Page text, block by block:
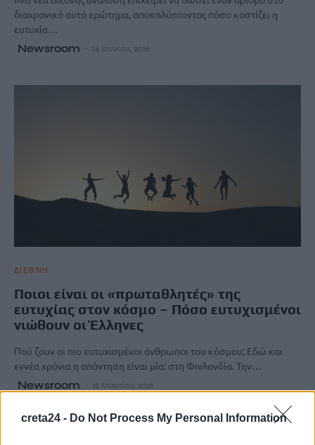
creta24 - Do Not Process My Personal Information
διαχρονικό αυτό ερώτημα, αποκαλύπτοντας πόσο κοστίζει η
ευτυχία…
Newsroom 14 Ιουνίου, 2026
ΔΙΕΘΝΗ
Ποιοι είναι οι «πρωταθλητές» της
ευτυχίας στον κόσμο – Πόσο ευτυχισμένοι
νιώθουν οι Έλληνες
Πού ζουν οι πιο ευτυχισμένοι άνθρωποι του κόσμου; Εδώ και
εννέα χρόνια η απάντηση είναι μία: στη Φινλανδία. Την…
Newsroom 22 Μαρτίου, 2026